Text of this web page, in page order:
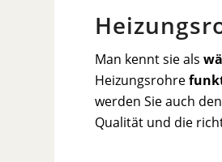
Man kennt sie als
Heizungsrohre
werden Sie auch
Qualität und die